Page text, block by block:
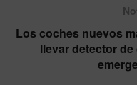
Los coches nuevos
llevar detector